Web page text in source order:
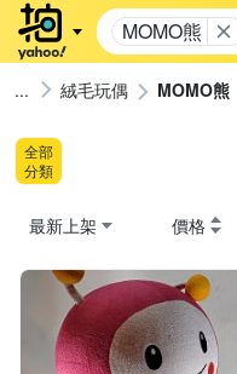
MOMO熊
絨毛玩偶 MOMO熊
全部
分類
最新上架 價格